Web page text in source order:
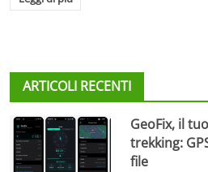
ARTICOLI RECENTI
GeoFix, il
trekking:
file